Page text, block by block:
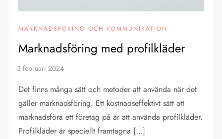
MARKNADSFÖRING OCH KOMMUNIKATION
Marknadsföring med profilkläder
Det finns många sätt och metoder att använda när det
gäller marknadsföring. Ett kostnadseffektivt sätt att
marknadsföra ett företag på är att använda profilkläder.
Profilkläder är speciellt framtagna […]